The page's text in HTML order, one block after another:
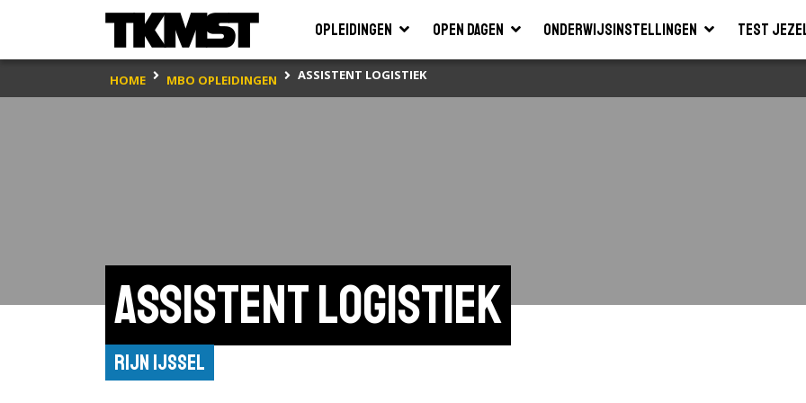
Opleidingen Open dagen Onderwijsinstellingen Test
HOME MBO OPLEIDINGEN ASSISTENT LOGISTIEK
Assistent logistiek
Rijn IJssel